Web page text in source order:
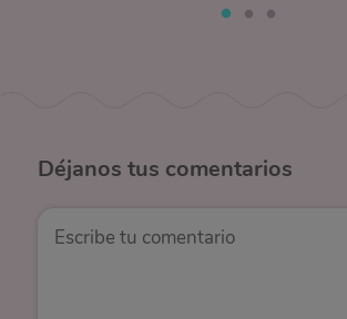
Déjanos tus comentarios